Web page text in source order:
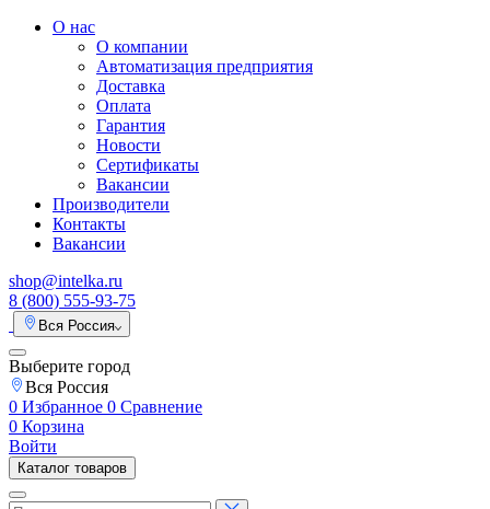
О нас
О компании
Автоматизация предприятия
Доставка
Оплата
Гарантия
Новости
Сертификаты
Вакансии
Производители
Контакты
Вакансии
shop@intelka.ru
8 (800) 555-93-75
Вся Россия
Выберите город
Вся Россия
0 Избранное 0 Сравнение
0 Корзина
Войти
Каталог товаров